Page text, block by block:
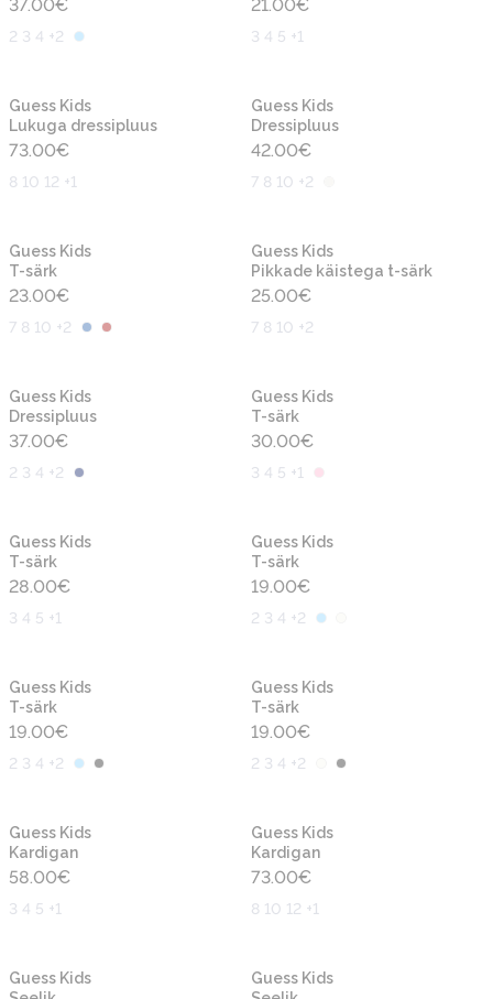
37.00€
2 3 4 +2
21.00€
3 4 5 +1
Guess Kids
Lukuga dressipluus
73.00€
8 10 12 +1
Guess Kids
Dressipluus
42.00€
7 8 10 +2
Guess Kids
T-särk
23.00€
7 8 10 +2
Guess Kids
Pikkade käistega t-särk
25.00€
7 8 10 +2
Guess Kids
Dressipluus
37.00€
2 3 4 +2
Guess Kids
T-särk
30.00€
3 4 5 +1
Guess Kids
T-särk
28.00€
3 4 5 +1
Guess Kids
T-särk
19.00€
2 3 4 +2
Guess Kids
T-särk
19.00€
2 3 4 +2
Guess Kids
T-särk
19.00€
2 3 4 +2
Guess Kids
Kardigan
58.00€
3 4 5 +1
Guess Kids
Kardigan
73.00€
8 10 12 +1
Guess Kids
Guess Kids